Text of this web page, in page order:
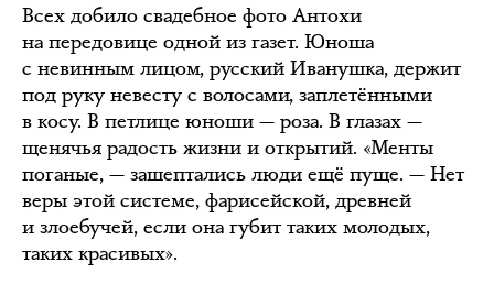
Всех добило свадебное фото Антохи
на передовице одной из газет. Юноша
с невинным лицом, русский Иванушка, держит
под руку невесту с волосами, заплетёнными
в косу. В петлице юноши — роза. В глазах —
щенячья радость жизни и открытий. «Менты
поганые, — зашептались люди ещё пуще. — Нет
веры этой системе, фарисейской, древней
и злоебучей, если она губит таких молодых,
таких красивых».